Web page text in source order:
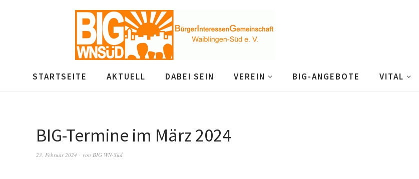
STARTSEITE AKTUELL DABEI SEIN VEREIN BIG-ANGEBOTE VITAL
BIG-Termine im März 2024
23. Februar 2024 von BIG WN-Süd